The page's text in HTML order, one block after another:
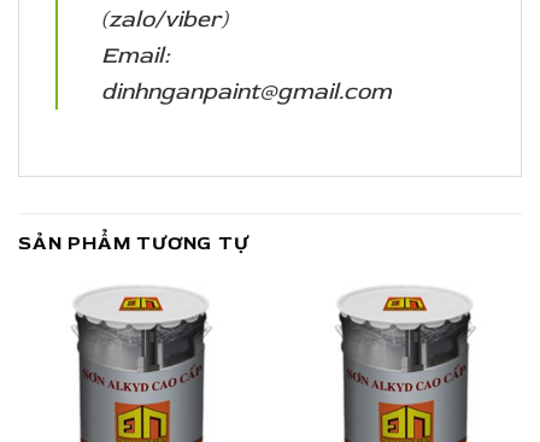
(zalo/viber)
Email:
dinhnganpaint@gmail.com
SẢN PHẨM TƯƠNG TỰ